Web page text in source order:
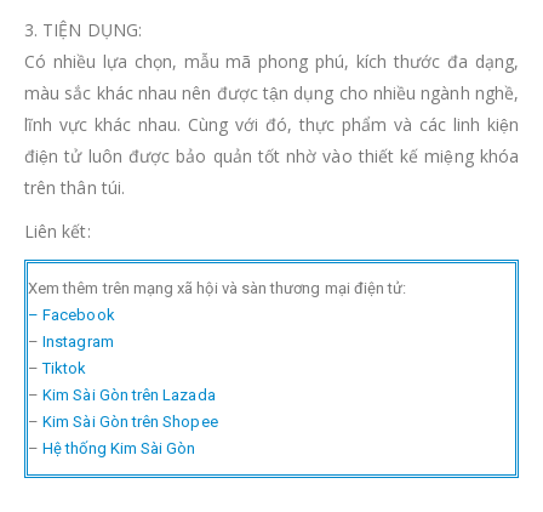
3. TIỆN DỤNG:
Có nhiều lựa chọn, mẫu mã phong phú, kích thước đa dạng,
màu sắc khác nhau nên được tận dụng cho nhiều ngành nghề,
lĩnh vực khác nhau. Cùng với đó, thực phẩm và các linh kiện
điện tử luôn được bảo quản tốt nhờ vào thiết kế miệng khóa
trên thân túi.
Liên kết:
Xem thêm trên mạng xã hội và sàn thương mại điện tử:
– Facebook
–Instagram
–Tiktok
–Kim Sài Gòn trên Lazada
–Kim Sài Gòn trên Shopee
–Hệ thống Kim Sài Gòn